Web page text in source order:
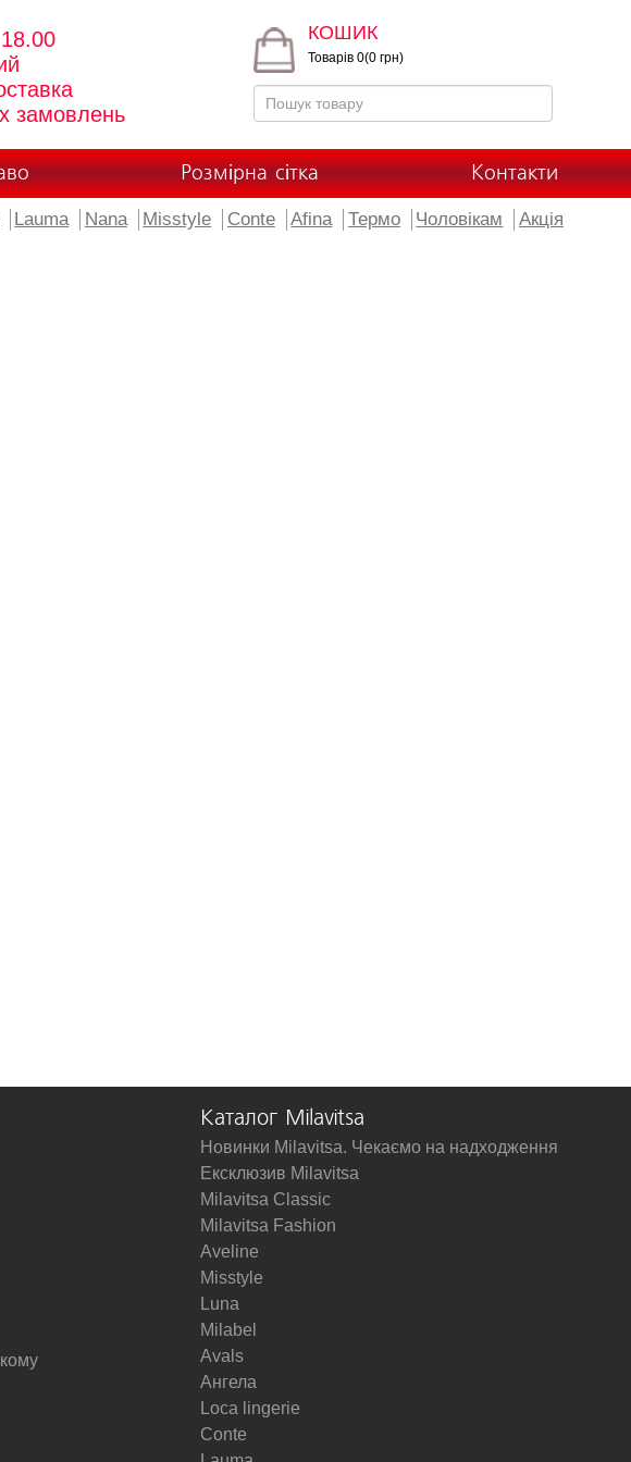
замовлень
КОШИК
Товарів 0(0 грн)
Розмірна сітка Контакти
Lauma Nana Misstyle Conte Afina Термо Чоловікам Акція
Каталог Milavitsa
Новинки Milavitsa. Чекаємо на надходження
Ексклюзив Milavitsa
Milavitsa Classic
Milavitsa Fashion
Aveline
Misstyle
Luna
Milabel
Avals
Ангела
Loca lingerie
Conte